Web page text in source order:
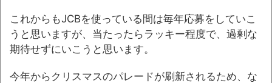
これからもJCBを使っている間は毎年応募をしていこ
うと思いますが、当たったらラッキー程度で、過剰な
期待せずにいこうと思います。
今年からクリスマスのパレードが刷新されるため、な